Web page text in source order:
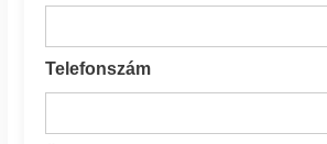
Telefonszám